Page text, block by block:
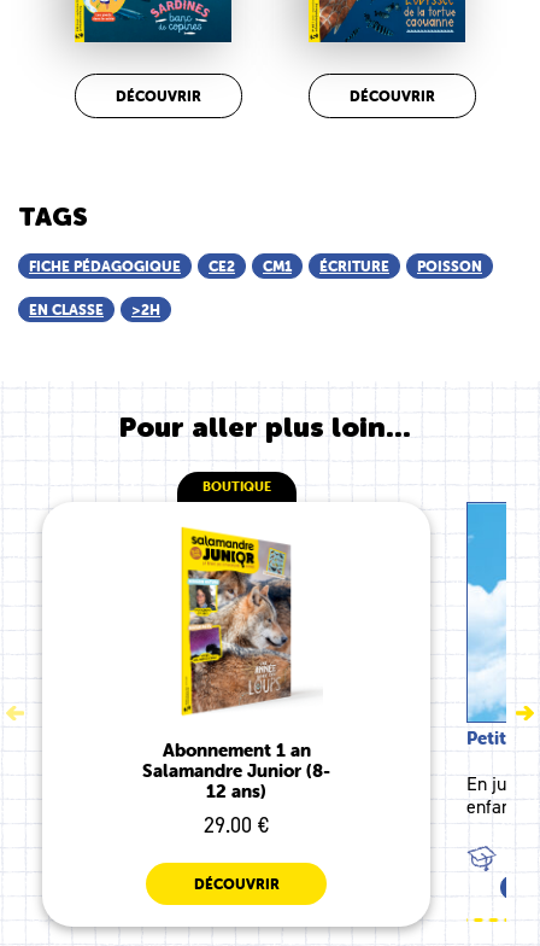
DÉCOUVRIR DÉCOUVRIR
TAGS
FICHE PÉDAGOGIQUE CE2 CM1 ÉCRITURE POISSON
EN CLASSE >2H
Pour aller plus loin...
BOUTIQUE
Abonnement 1 an
Salamandre Junior (8-
12 ans)
29.00 €
DÉCOUVRIR
Petite
En juin,
enfants